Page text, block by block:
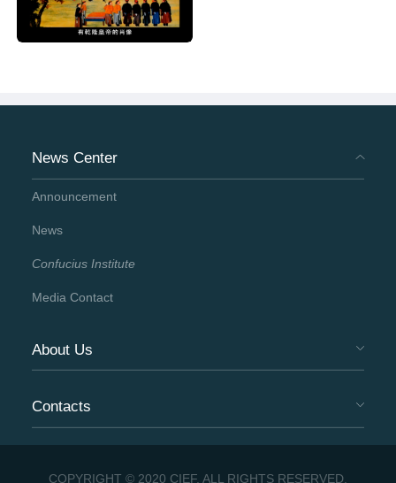
News Center
Announcement
News
Confucius Institute
Media Contact
About Us
Contacts
COPYRIGHT © 2020 CIEF. ALL RIGHTS RESERVED.